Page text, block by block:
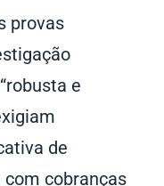
provas
e
de
cobranças